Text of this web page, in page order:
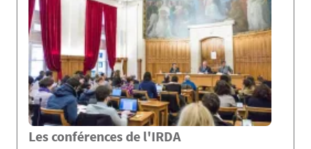
Les conférences de l'IRDA